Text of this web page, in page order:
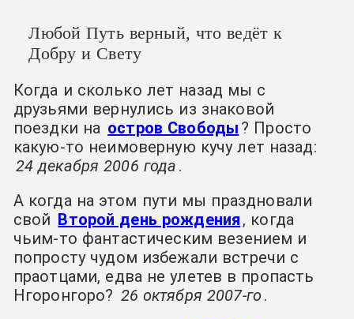
Любой Путь верный, что ведёт к
Добру и Свету
Когда и сколько лет назад мы с
друзьями вернулись из знаковой
поездки на остров Свободы ? Просто
какую-то неимоверную кучу лет назад:
24 декабря 2006 года .
А когда на этом пути мы праздновали
свой Второй день рождения , когда
чьим-то фантастическим везением и
попросту чудом избежали встречи с
праотцами, едва не улетев в пропасть
Нгоронгоро? 26 октября 2007-го.